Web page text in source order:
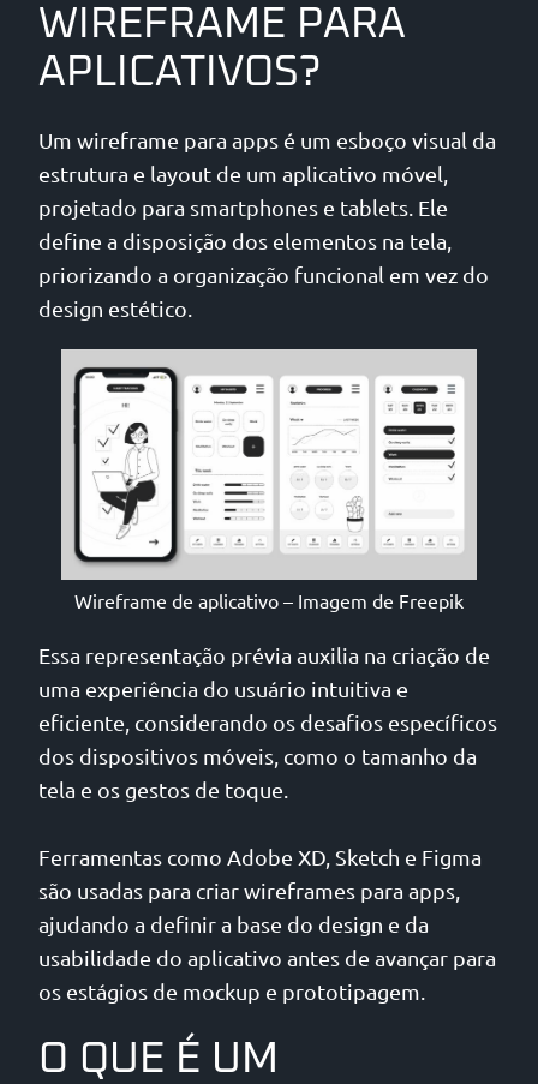
WIREFRAME PARA
APLICATIVOS?
Um wireframe para apps é um esboço visual da
estrutura e layout de um aplicativo móvel,
projetado para smartphones e tablets. Ele
define a disposição dos elementos na tela,
priorizando a organização funcional em vez do
design estético.
Wireframe de aplicativo – Imagem de Freepik
Essa representação prévia auxilia na criação de
uma experiência do usuário intuitiva e
eficiente, considerando os desafios específicos
dos dispositivos móveis, como o tamanho da
tela e os gestos de toque.
Ferramentas como Adobe XD, Sketch e Figma
são usadas para criar wireframes para apps,
ajudando a definir a base do design e da
usabilidade do aplicativo antes de avançar para
os estágios de mockup e prototipagem.
O QUE É UM